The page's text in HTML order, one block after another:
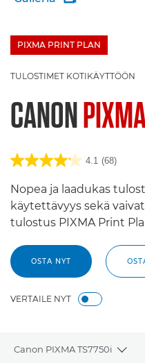
PIXMA PRINT PLAN
£100 Bargeld
TULOSTIMET KOTIKÄYTTÖÖN
CANON
4.1 (68)
Nopea ja laadukas
käytettävyys sekä
tulostus PIXMA Print
OSTA NYT
VERTAILE NYT
Canon PIXMA TS7750i